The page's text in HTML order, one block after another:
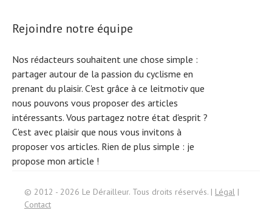
Rejoindre notre équipe
Nos rédacteurs souhaitent une chose simple :
partager autour de la passion du cyclisme en
prenant du plaisir. C'est grâce à ce leitmotiv que
nous pouvons vous proposer des articles
intéressants. Vous partagez notre état d'esprit ?
C'est avec plaisir que nous vous invitons à
proposer vos articles. Rien de plus simple : je
propose mon article !
© 2012 - 2026 Le Dérailleur. Tous droits réservés. | Légal |
Contact
S
e
ar
c
h
f
or: